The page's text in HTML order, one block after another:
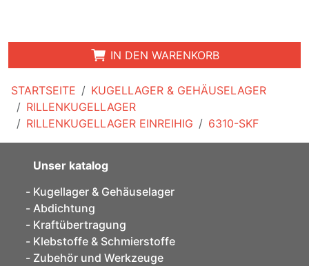
STARTSEITE
KUGELLAGER & GEHÄUSELAGER
RILLENKUGELLAGER
RILLENKUGELLAGER EINREIHIG
6310-SKF
IN DEN WARENKORB
Unser katalog
Kugellager & Gehäuselager
Abdichtung
Kraftübertragung
Klebstoffe & Schmierstoffe
Zubehör und Werkzeuge